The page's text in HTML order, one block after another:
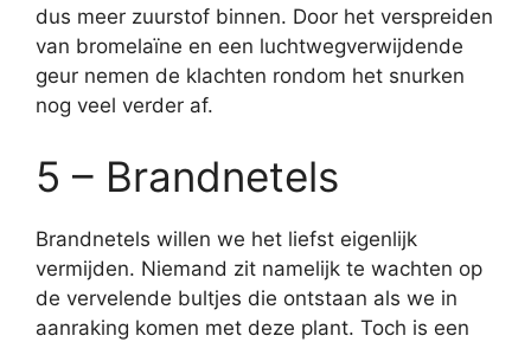
dus meer zuurstof binnen. Door het verspreiden
van bromelaïne en een luchtwegverwijdende
geur nemen de klachten rondom het snurken
nog veel verder af.
5 – Brandnetels
Brandnetels willen we het liefst eigenlijk
vermijden. Niemand zit namelijk te wachten op
de vervelende bultjes die ontstaan als we in
aanraking komen met deze plant. Toch is een